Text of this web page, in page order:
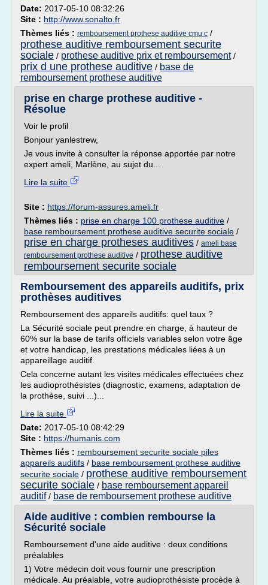
Date: 2017-05-10 08:32:26
Site : http://www.sonalto.fr
Thèmes liés : remboursement prothese auditive cmu c /
prothese auditive remboursement securite
sociale / prothese auditive prix et remboursement/
prix d une prothese auditive / base de
remboursement prothese auditive
prise en charge prothese auditive -
Résolue
Voir le profil
Bonjour yanlestrew,
Je vous invite à consulter la réponse apportée par notre
expert ameli, Marlène, au sujet du...
Lire la suite
Site : https://forum-assures.ameli.fr
Thèmes liés : prise en charge 100 prothese auditive /
base remboursement prothese auditive securite sociale /
prise en charge protheses auditives / ameli base
remboursement prothese auditive / prothese auditive
remboursement securite sociale
Remboursement des appareils auditifs, prix
prothèses auditives
Remboursement des appareils auditifs: quel taux ?
La Sécurité sociale peut prendre en charge, à hauteur de
60% sur la base de tarifs officiels variables selon votre âge
et votre handicap, les prestations médicales liées à un
appareillage auditif.
Cela concerne autant les visites médicales effectuées chez
les audioprothésistes (diagnostic, examens, adaptation de
la prothèse, suivi ...)...
Lire la suite
Date: 2017-05-10 08:42:29
Site : https://humanis.com
Thèmes liés : remboursement securite sociale piles
appareils auditifs / base remboursement prothese auditive
securite sociale / prothese auditive remboursement
securite sociale / base remboursement appareil
auditif/ base de remboursement prothese auditive
Aide auditive : combien rembourse la
Sécurité sociale
Remboursement d'une aide auditive : deux conditions
préalables
1) Votre médecin doit vous fournir une prescription
médicale. Au préalable, votre audioprothésiste procède à